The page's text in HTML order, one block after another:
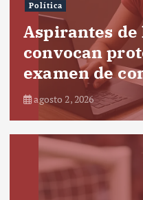
Política
Aspirantes de
convocan
examen de
agosto 2, 2026